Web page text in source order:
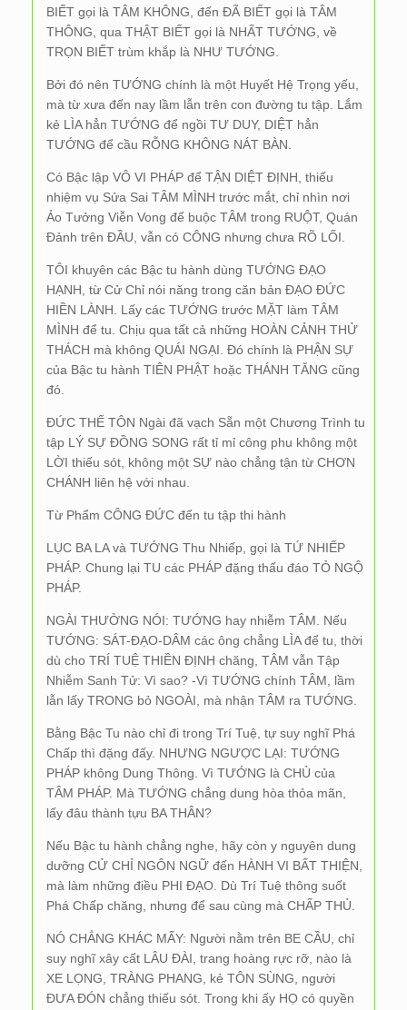
BIẾT gọi là TÂM KHÔNG, đến ĐÃ BIẾT gọi là TÂM
THÔNG, qua THẬT BIẾT gọi là NHẤT TƯỚNG, về
TRỌN BIẾT trùm khắp là NHƯ TƯỚNG.
Bởi đó nên TƯỚNG chính là một Huyết Hệ Trọng yếu,
mà từ xưa đến nay lầm lẫn trên con đường tu tập. Lắm
kẻ LÌA hẳn TƯỚNG để ngồi TƯ DUY, DIỆT hẳn
TƯỚNG để cầu RỖNG KHÔNG NÁT BÀN.
Có Bậc lập VÔ VI PHÁP để TẬN DIỆT ĐỊNH, thiếu
nhiệm vụ Sửa Sai TÂM MÌNH trước mắt, chỉ nhìn nơi
Ảo Tưởng Viễn Vong để buộc TÂM trong RUỘT, Quán
Đảnh trên ĐẦU, vẫn có CÔNG nhưng chưa RÕ LỐI.
TÔI khuyên các Bậc tu hành dùng TƯỚNG ĐẠO
HẠNH, từ Cử Chỉ nói năng trong căn bản ĐẠO ĐỨC
HIỀN LÀNH. Lấy các TƯỚNG trước MẶT làm TÂM
MÌNH để tu. Chịu qua tất cả những HOÀN CẢNH THỬ
THÁCH mà không QUÁI NGẠI. Đó chính là PHẬN SỰ
của Bậc tu hành TIÊN PHẬT hoặc THÁNH TĂNG cũng
đó.
ĐỨC THẾ TÔN Ngài đã vạch Sẵn một Chương Trình tu
tập LÝ SỰ ĐỒNG SONG rất tỉ mỉ công phu không một
LỜI thiếu sót, không một SỰ nào chẳng tận từ CHƠN
CHÁNH liên hệ với nhau.
Từ Phẩm CÔNG ĐỨC đến tu tập thi hành
LỤC BA LA và TƯỚNG Thu Nhiếp, gọi là TỨ NHIẾP
PHÁP. Chung lại TU các PHÁP đặng thấu đáo TỎ NGỘ
PHÁP.
NGÀI THƯỜNG NÓI: TƯỚNG hay nhiễm TÂM. Nếu
TƯỚNG: SÁT-ĐẠO-DÂM các ông chẳng LÌA để tu, thời
dù cho TRÍ TUỆ THIỀN ĐỊNH chăng, TÂM vẫn Tập
Nhiễm Sanh Tử: Vì sao? -Vì TƯỚNG chính TÂM, lầm
lẫn lấy TRONG bỏ NGOÀI, mà nhận TÂM ra TƯỚNG.
Bằng Bậc Tu nào chỉ đi trong Trí Tuệ, tự suy nghĩ Phá
Chấp thì đặng đấy. NHƯNG NGƯỢC LẠI: TƯỚNG
PHÁP không Dung Thông. Vì TƯỚNG là CHỦ của
TÂM PHÁP. Mà TƯỚNG chẳng dung hòa thỏa mãn,
lấy đâu thành tựu BA THÂN?
Nếu Bậc tu hành chẳng nghe, hãy còn y nguyên dung
dưỡng CỬ CHỈ NGÔN NGỮ đến HÀNH VI BẤT THIỆN,
mà làm những điều PHI ĐẠO. Dù Trí Tuệ thông suốt
Phá Chấp chăng, nhưng để sau cùng mà CHẤP THỦ.
NÓ CHẲNG KHÁC MẤY: Người nằm trên BE CẦU, chỉ
suy nghĩ xây cất LÂU ĐÀI, trang hoàng rực rỡ, nào là
XE LỌNG, TRÀNG PHANG, kẻ TÔN SÙNG, người
ĐƯA ĐÓN chẳng thiếu sót. Trong khi ấy HỌ có quyền